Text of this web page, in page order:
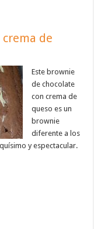
de
Este brownie
de chocolate
con crema de
queso es un
brownie
diferente a los
y espectacular.